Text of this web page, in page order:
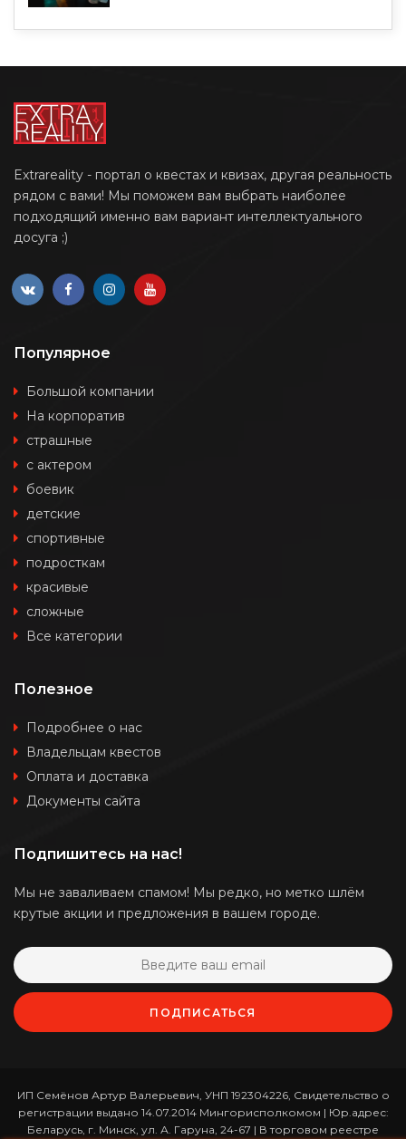
Extrareality - портал о квестах и квизах, другая реальность
рядом с вами! Мы поможем вам выбрать наиболее
подходящий именно вам вариант интеллектуального
досуга ;)
Популярное
Большой компании
На корпоратив
страшные
с актером
боевик
детские
спортивные
подросткам
красивые
сложные
Все категории
Полезное
Подробнее о нас
Владельцам квестов
Оплата и доставка
Документы сайта
Подпишитесь на нас!
Мы не заваливаем спамом! Мы редко, но метко шлём
крутые акции и предложения в вашем городе.
ПОДПИСАТЬСЯ
ИП Семёнов Артур Валерьевич, УНП 192304226, Свидетельство о
регистрации выдано 14.07.2014 Мингорисполкомом | Юр.адрес:
Беларусь, г. Минск, ул. А. Гаруна, 24-67 | В торговом реестре